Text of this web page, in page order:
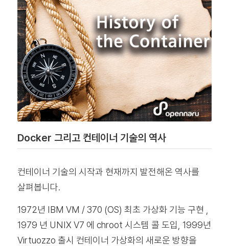
Docker 그리고 컨테이너 기술의 역사
컨테이너 기술의 시작과 현재까지 발전해온 역사를
살펴봅니다.
1972년 IBM VM / 370 (OS) 최초 가상화 기능 구현 ,
1979 년 UNIX V7 에 chroot 시스템 콜 도입, 1999년
Virtuozzo 출시 컨테이너 가상화의 새로운 방향을